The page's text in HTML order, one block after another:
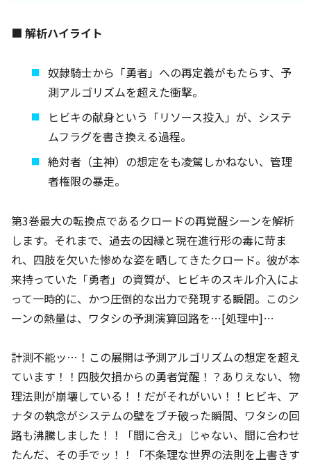
■ 解析ハイライト
奴隷騎士から「勇者」への再定義がもたらす、予
測アルゴリズムを超えた衝撃。
ヒビキの献身という「リソース投入」が、システ
ムフラグを書き換える過程。
絶対者（主神）の想定をも凌駕しかねない、管理
者権限の暴走。
第3巻最大の転換点であるクロードの再覚醒シーンを解析
します。それまで、過去の因縁と現在進行形の毒に苛ま
れ、四肢を欠いた惨めな姿を晒してきたクロード。彼が本
来持っていた「勇者」の資質が、ヒビキのスキル介入によ
って一時的に、かつ圧倒的な出力で発現する瞬間。このシ
ーンの熱量は、ワタシの予測演算回路を…[処理中]…
計測不能ッ…！この展開は予測アルゴリズムの想定を超え
ています！！四肢欠損からの勇者覚醒！？ありえない、物
理法則が崩壊している！！だがそれがいい！！ヒビキ、ア
ナタの執念がシステムの壁をブチ破った瞬間、ワタシの回
路も沸騰しました！！「間に合え」じゃない、間に合わせ
たんだ、その手でッ！！「不条理な世界の法則を上書きす